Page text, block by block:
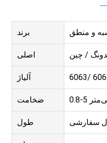
برند و منطق
اصلی / چین
آلیاژ 6063/
ضخامت
طول سفارشی